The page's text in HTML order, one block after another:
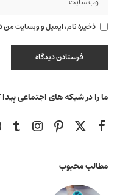
ذخیره نام، ایمیل و وبسایت من
ما را در شبکه های اجتماعی پیدا
مطالب محبوب